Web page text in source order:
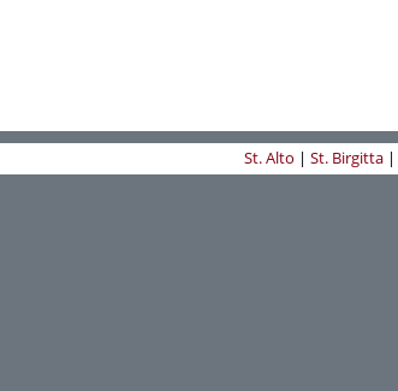
St. Alto | St. Birgitta |